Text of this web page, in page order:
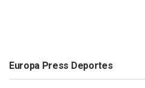
Europa Press Deportes